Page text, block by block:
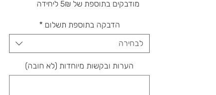
מודבקים בתוספת של 5₪ ליחידה
הדבקה בתוספת תשלום *
לבחירה
הערות ובקשות מיוחדות (לא חובה)